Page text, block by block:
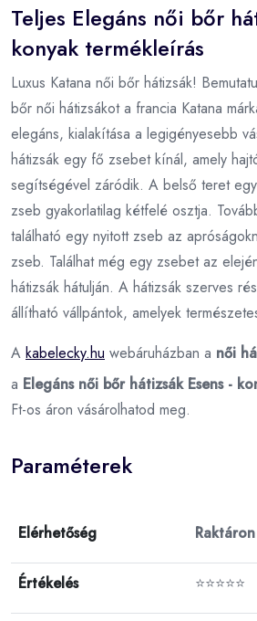
Teljes Elegáns női bőr
konyak termékleírás
Luxus Katana női bőr hátizsák!
bőr női hátizsákot a francia Katana
elegáns, kialakítása a legigényesebb
hátizsák egy fő zsebet kínál, amely
segítségével záródik. A belső teret
zseb gyakorlatilag kétfelé osztja.
található egy nyitott zseb az
zseb. Találhat még egy zsebet az
hátizsák hátulján. A hátizsák szerves
állítható vállpántok, amelyek
A kabelecky.hu webáruházban a női
a Elegáns női bőr hátizsák Esens -
Ft-os áron vásárolhatod meg.
Paraméterek
Elérhetőség Raktáron
Értékelés ⭐⭐⭐⭐⭐